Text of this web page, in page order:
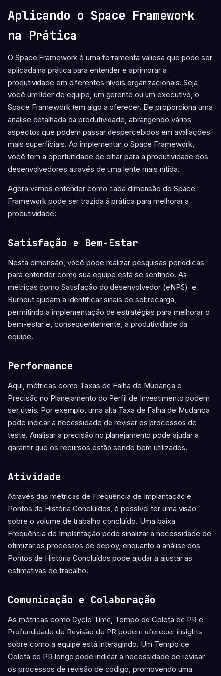
Aplicando o Space Framework
na Prática
O Space Framework é uma ferramenta valiosa que pode ser
aplicada na prática para entender e aprimorar a
produtividade em diferentes níveis organizacionais. Seja
você um líder de equipe, um gerente ou um executivo, o
Space Framework tem algo a oferecer. Ele proporciona uma
análise detalhada da produtividade, abrangendo vários
aspectos que podem passar despercebidos em avaliações
mais superficiais. Ao implementar o Space Framework,
você tem a oportunidade de olhar para a produtividade dos
desenvolvedores através de uma lente mais nítida.
Agora vamos entender como cada dimensão do Space
Framework pode ser trazida à prática para melhorar a
produtividade:
Satisfação e Bem-Estar
Nesta dimensão, você pode realizar pesquisas periódicas
para entender como sua equipe está se sentindo. As
métricas como Satisfação do desenvolvedor (eNPS) e
Burnout ajudam a identificar sinais de sobrecarga,
permitindo a implementação de estratégias para melhorar o
bem-estar e, consequentemente, a produtividade da
equipe.
Performance
Aqui, métricas como Taxas de Falha de Mudança e
Precisão no Planejamento do Perfil de Investimento podem
ser úteis. Por exemplo, uma alta Taxa de Falha de Mudança
pode indicar a necessidade de revisar os processos de
teste. Analisar a precisão no planejamento pode ajudar a
garantir que os recursos estão sendo bem utilizados.
Atividade
Através das métricas de Frequência de Implantação e
Pontos de História Concluídos, é possível ter uma visão
sobre o volume de trabalho concluído. Uma baixa
Frequência de Implantação pode sinalizar a necessidade de
otimizar os processos de deploy, enquanto a análise dos
Pontos de História Concluídos pode ajudar a ajustar as
estimativas de trabalho.
Comunicação e Colaboração
As métricas como Cycle Time, Tempo de Coleta de PR e
Profundidade de Revisão de PR podem oferecer insights
sobre como a equipe está interagindo. Um Tempo de
Coleta de PR longo pode indicar a necessidade de revisar
os processos de revisão de código, promovendo uma